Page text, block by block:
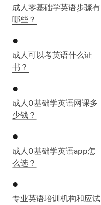
成人零基础学英语步骤有
哪些？
成人可以考英语什么证
书？
成人0基础学英语网课多
少钱？
成人0基础学英语app怎
么选？
专业英语培训机构和应试